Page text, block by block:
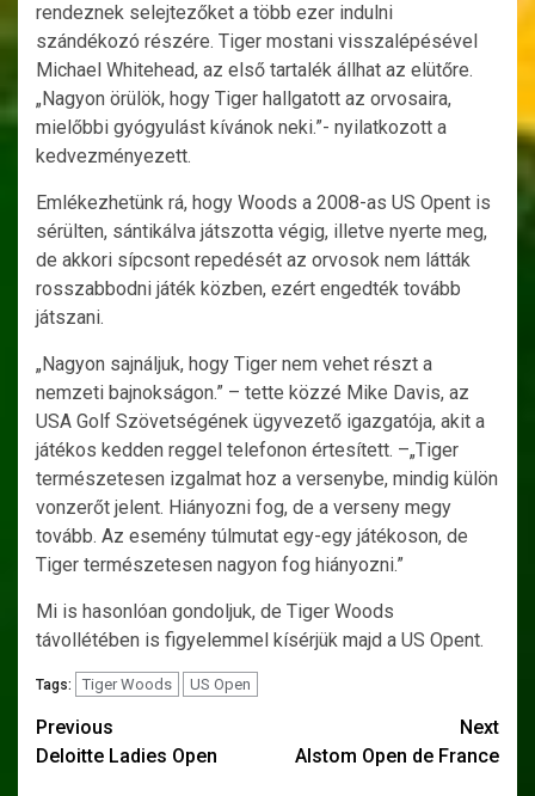
rendeznek selejtezőket a több ezer indulni
szándékozó részére. Tiger mostani visszalépésével
Michael Whitehead, az első tartalék állhat az elütőre.
„Nagyon örülök, hogy Tiger hallgatott az orvosaira,
mielőbbi gyógyulást kívánok neki.”- nyilatkozott a
kedvezményezett.
Emlékezhetünk rá, hogy Woods a 2008-as US Opent is
sérülten, sántikálva játszotta végig, illetve nyerte meg,
de akkori sípcsont repedését az orvosok nem látták
rosszabbodni játék közben, ezért engedték tovább
játszani.
„Nagyon sajnáljuk, hogy Tiger nem vehet részt a
nemzeti bajnokságon.” – tette közzé Mike Davis, az
USA Golf Szövetségének ügyvezető igazgatója, akit a
játékos kedden reggel telefonon értesített. –„Tiger
természetesen izgalmat hoz a versenybe, mindig külön
vonzerőt jelent. Hiányozni fog, de a verseny megy
tovább. Az esemény túlmutat egy-egy játékoson, de
Tiger természetesen nagyon fog hiányozni.”
Mi is hasonlóan gondoljuk, de Tiger Woods
távollétében is figyelemmel kísérjük majd a US Opent.
Tags: Tiger Woods US Open
Post
navigation
Previous
Deloitte Ladies Open
Next
Alstom Open de France